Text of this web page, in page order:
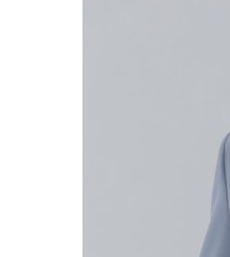
[속보]원·달러 환율, 0.7원 내린
"여기 떨어졌다"…다누리, 스페이스
손흥민, 5경기 연속골 실패…LAFC
내일까지 39도 '펄펄'…기상청 "태풍
트럼프, 한국계 진보 주지사 후보 맹공
"美간섭에 합의 지연"…트럼프, '이란
[속보]산업장관 "李정부, 원전 반대 안
[속보]경찰, '홍명보 선임 논란' 대한